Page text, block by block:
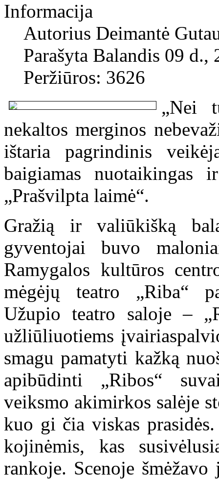
Informacija
Autorius Deimantė
Parašyta Balandis 09 d.,
Peržiūros: 3626
„Nei
nekaltos merginos
ištaria pagrindinis
baigiamas nuotaikingas
„Prašvilpta laimė“.
Gražią ir valiūkišką
gyventojai buvo
Ramygalos kultūros
mėgėjų teatro „Riba“
Užupio teatro saloje –
užliūliuotiems
smagu pamatyti kažką
apibūdinti „Ribos“
veiksmo akimirkos salėje
kuo gi čia viskas
kojinėmis, kas
rankoje. Scenoje